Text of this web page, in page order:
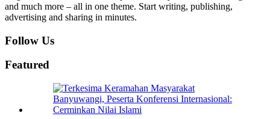
and much more – all in one theme. Start writing, publishing,
advertising and sharing in minutes.
Follow Us
Featured